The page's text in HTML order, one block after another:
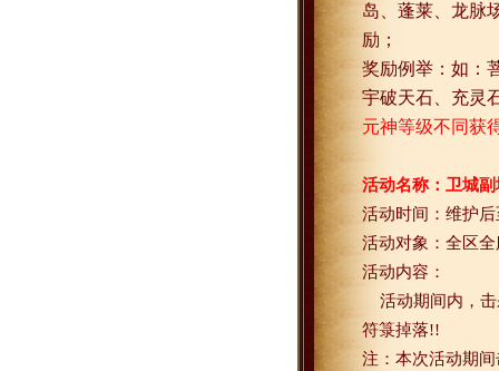
岛、蓬莱、龙脉
励；
奖励例举：如：
宇破天石、充灵
元神等级不同获
活动名称：卫城
活动时间：维护后
活动对象：全区全
活动内容：
活动期间内，
符箓掉落!!
注：本次活动期